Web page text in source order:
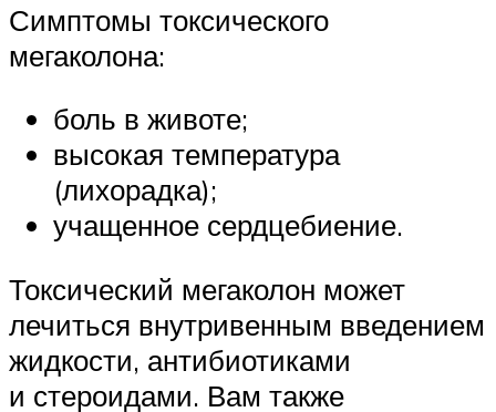
Симптомы токсического
мегаколона:
боль в животе;
высокая температура
(лихорадка);
учащенное сердцебиение.
Токсический мегаколон может
лечиться внутривенным введением
жидкости, антибиотиками
и стероидами. Вам также